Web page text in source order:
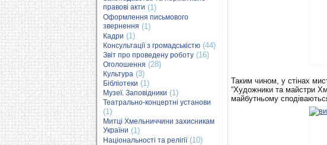
правові акти (1)
Оформлення письмового
звернення (1)
Кадри (1)
Консультації з громадськістю (44)
Звіт про проведену роботу (16)
Оголошення (28)
Культура (3)
Бібліотеки (1)
Музеї. Заповідники (1)
Театрально-концертні установи
(1)
Митці Хмельниччини захисникам
України (1)
Національності та релігії(10)
Таким чином, у стінах
“Художники та майстри
майбутньому